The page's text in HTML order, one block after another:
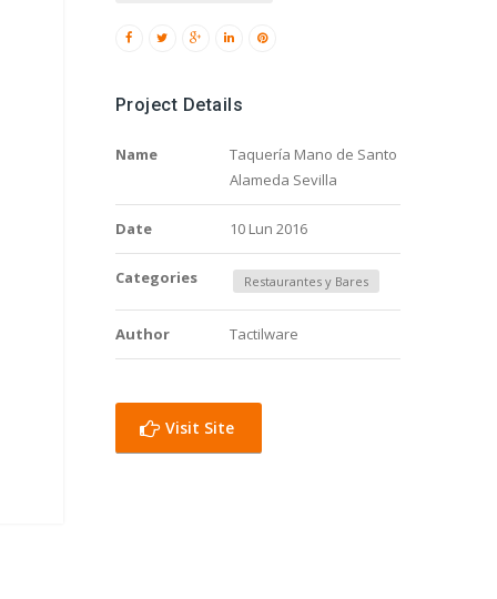
Project Details
Name
Taquería Mano de Santo
Alameda Sevilla
Date 10 Lun 2016
Categories Restaurantes y Bares
Author Tactilware
Visit Site